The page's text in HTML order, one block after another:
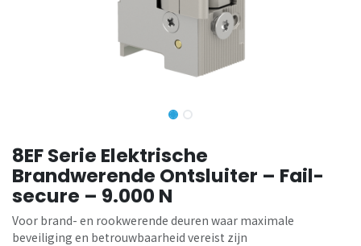
8EF Serie Elektrische
Brandwerende Ontsluiter – Fail-
secure – 9.000 N
Voor brand- en rookwerende deuren waar maximale
beveiliging en betrouwbaarheid vereist zijn